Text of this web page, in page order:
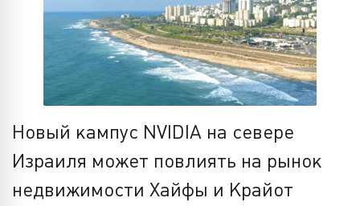
Новый кампус NVIDIA на севере
Израиля может повлиять на рынок
недвижимости Хайфы и Крайот